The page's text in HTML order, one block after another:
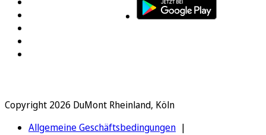
Copyright 2026 DuMont Rheinland, Köln
Allgemeine Geschäftsbedingungen